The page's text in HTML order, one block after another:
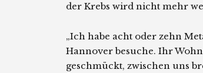
der Krebs wird nicht mehr
„Ich habe acht oder zehn
Hannover besuche. Ihr
geschmückt, zwischen uns